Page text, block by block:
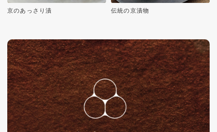
京のあっさり漬 伝統の京漬物